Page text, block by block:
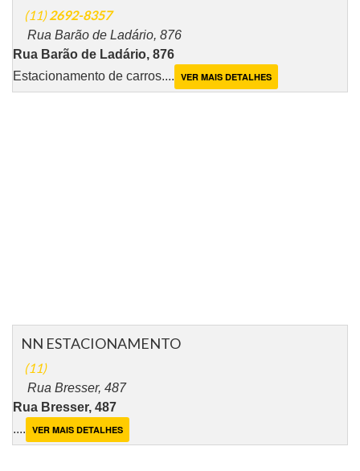
(11) 2692-8357
Rua Barão de Ladário, 876
Rua Barão de Ladário, 876
Estacionamento de carros.... VER MAIS DETALHES
NN ESTACIONAMENTO
(11)
Rua Bresser, 487
Rua Bresser, 487
.... VER MAIS DETALHES